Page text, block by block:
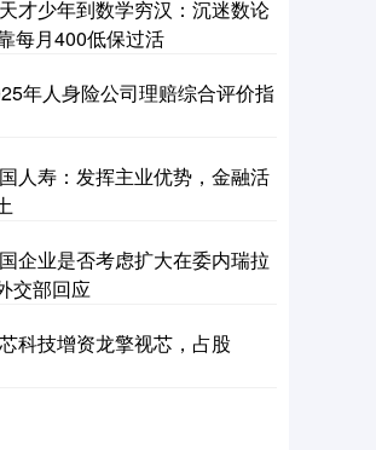
才少年到数学穷汉：沉迷数论
每月400低保过活
年人身险公司理赔综合评价指
人寿：发挥主业优势，金融活
企业是否考虑扩大在委内瑞拉
交部回应
科技增资龙擎视芯，占股